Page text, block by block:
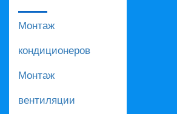
Монтаж
кондиционеров
Монтаж
вентиляции